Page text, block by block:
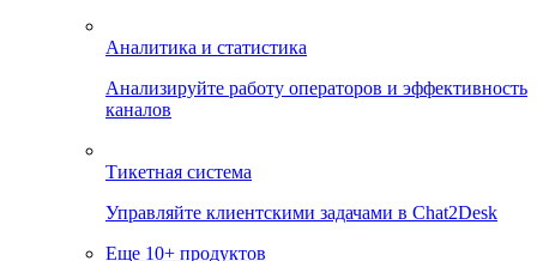
Аналитика и статистика
Анализируйте работу операторов и эффективность
каналов
Тикетная система
Управляйте клиентскими задачами в Chat2Desk
Еще 10+ продуктов